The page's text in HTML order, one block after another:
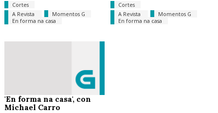
Cortes
A Revista
Momentos G
En forma na casa
Cortes
A Revista
Momentos G
En forma na casa
'En forma na casa', con
Michael Carro